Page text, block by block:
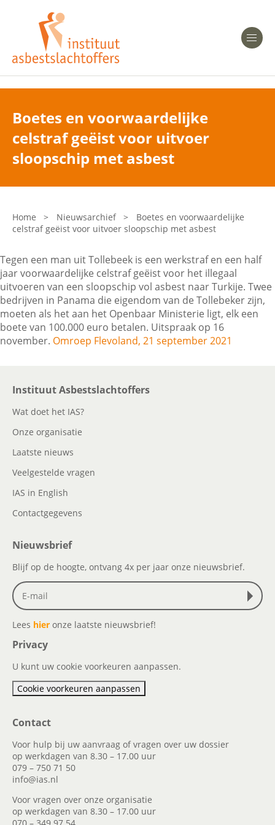
Heeft u Mesothelioom?
Heeft u Asbestose?
Bent u arts?
Bent u werkgever of verzekeraar?
Asbest en Gezondheid
Laatste nieuws
Onze organisatie
Veelgestelde vragen
Contactgegevens
Boetes en voorwaardelijke
celstraf geëist voor uitvoer
sloopschip met asbest
Home > Nieuwsarchief >
Boetes en voorwaardelijke
celstraf geëist voor uitvoer sloopschip met asbest
Tegen een man uit Tollebeek is een werkstraf en een half
jaar voorwaardelijke celstraf geëist voor het illegaal
uitvoeren van een sloopschip vol asbest naar Turkije. Twee
bedrijven in Panama die eigendom van de Tollebeker zijn,
moeten als het aan het Openbaar Ministerie ligt, elk een
boete van 100.000 euro betalen. Uitspraak op 16
november. Omroep Flevoland, 21 september 2021
Instituut Asbestslachtoffers
Wat doet het IAS?
Onze organisatie
Laatste nieuws
Veelgestelde vragen
IAS in English
Contactgegevens
Nieuwsbrief
Blijf op de hoogte, ontvang 4x per jaar onze nieuwsbrief.
Lees hier onze laatste nieuwsbrief!
Privacy
U kunt uw cookie voorkeuren aanpassen.
Cookie voorkeuren aanpassen
Contact
Voor hulp bij uw aanvraag of vragen over uw dossier
op werkdagen van 8.30 – 17.00 uur
079 – 750 71 50
info@ias.nl
Voor vragen over onze organisatie
op werkdagen van 8.30 – 17.00 uur